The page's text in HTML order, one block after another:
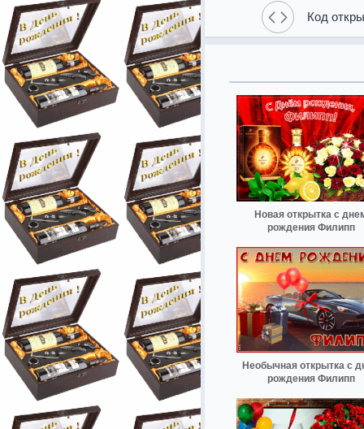
Код
Новая открытка с
рождения Филипп
Необычная открытка с
рождения Филипп